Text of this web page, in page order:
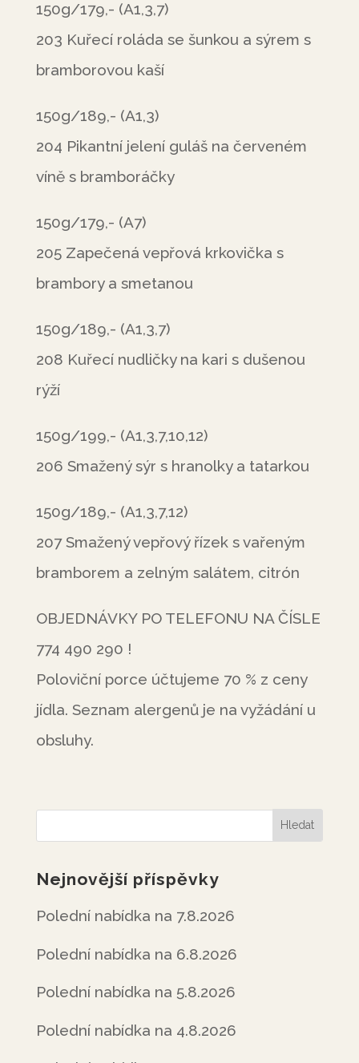
150g/179,- (A1,3,7)
203 Kuřecí roláda se šunkou a sýrem s
bramborovou kaší
150g/189,- (A1,3)
204 Pikantní jelení guláš na červeném
víně s bramboráčky
150g/179,- (A7)
205 Zapečená vepřová krkovička s
brambory a smetanou
150g/189,- (A1,3,7)
208 Kuřecí nudličky na kari s dušenou
rýží
150g/199,- (A1,3,7,10,12)
206 Smažený sýr s hranolky a tatarkou
150g/189,- (A1,3,7,12)
207 Smažený vepřový řízek s vařeným
bramborem a zelným salátem, citrón
OBJEDNÁVKY PO TELEFONU NA ČÍSLE
774 490 290 !
Poloviční porce účtujeme 70 % z ceny
jídla. Seznam alergenů je na vyžádání u
obsluhy.
Nejnovější příspěvky
Polední nabídka na 7.8.2026
Polední nabídka na 6.8.2026
Polední nabídka na 5.8.2026
Polední nabídka na 4.8.2026